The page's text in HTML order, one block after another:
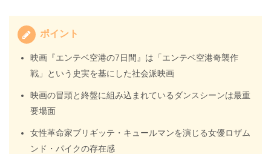
ポイント
映画『エンテベ空港の7日間』は「エンテベ空港奇襲作
戦」という史実を基にした社会派映画
映画の冒頭と終盤に組み込まれているダンスシーンは最重
要場面
女性革命家ブリギッテ・キュールマンを演じる女優ロザム
ンド・パイクの存在感